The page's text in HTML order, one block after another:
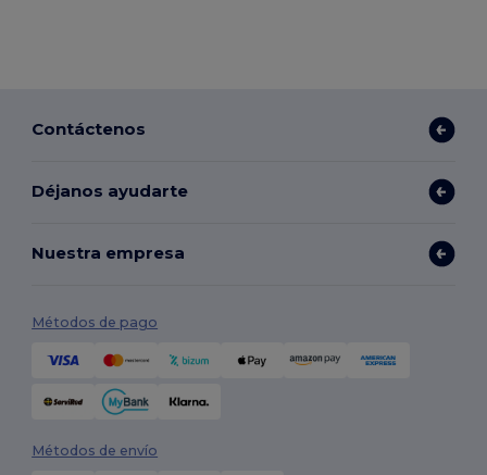
Contáctenos
Déjanos ayudarte
Nuestra empresa
Métodos de pago
Métodos de envío